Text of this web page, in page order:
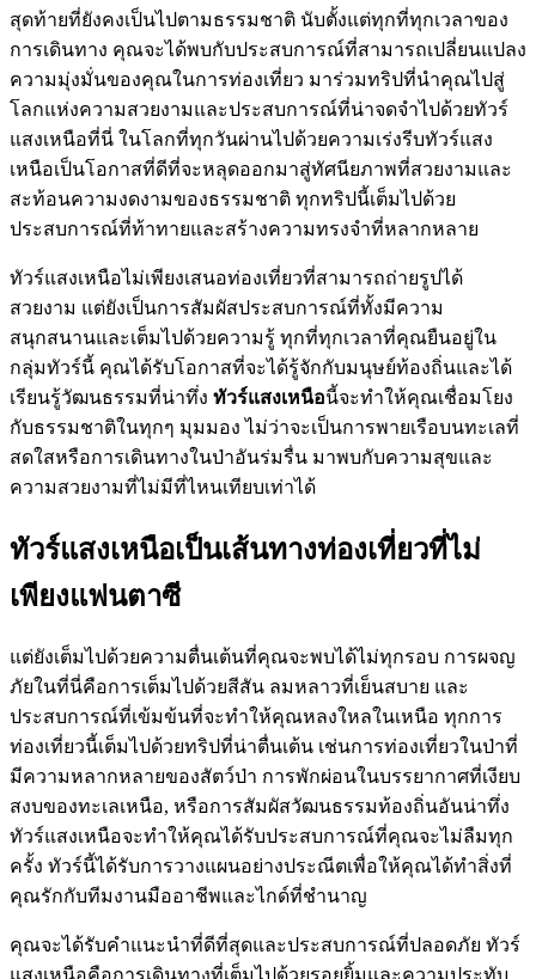
สุดท้ายที่ยังคงเป็นไปตามธรรมชาติ นับตั้งแต่ทุกที่ทุกเวลาของ
การเดินทาง คุณจะได้พบกับประสบการณ์ที่สามารถเปลี่ยนแปลง
ความมุ่งมั่นของคุณในการท่องเที่ยว มาร่วมทริปที่นำคุณไปสู่
โลกแห่งความสวยงามและประสบการณ์ที่น่าจดจำไปด้วยทัวร์
แสงเหนือที่นี่ ในโลกที่ทุกวันผ่านไปด้วยความเร่งรีบทัวร์แสง
เหนือเป็นโอกาสที่ดีที่จะหลุดออกมาสู่ทัศนียภาพที่สวยงามและ
สะท้อนความงดงามของธรรมชาติ ทุกทริปนี้เต็มไปด้วย
ประสบการณ์ที่ท้าทายและสร้างความทรงจำที่หลากหลาย
ทัวร์แสงเหนือไม่เพียงเสนอท่องเที่ยวที่สามารถถ่ายรูปได้
สวยงาม แต่ยังเป็นการสัมผัสประสบการณ์ที่ทั้งมีความ
สนุกสนานและเต็มไปด้วยความรู้ ทุกที่ทุกเวลาที่คุณยืนอยู่ใน
กลุ่มทัวร์นี้ คุณได้รับโอกาสที่จะได้รู้จักกับมนุษย์ท้องถิ่นและได้
เรียนรู้วัฒนธรรมที่น่าทึ่ง ทัวร์แสงเหนือนี้จะทำให้คุณเชื่อมโยง
กับธรรมชาติในทุกๆ มุมมอง ไม่ว่าจะเป็นการพายเรือบนทะเลที่
สดใสหรือการเดินทางในป่าอันร่มรื่น มาพบกับความสุขและ
ความสวยงามที่ไม่มีที่ไหนเทียบเท่าได้
ทัวร์แสงเหนือเป็นเส้นทางท่องเที่ยวที่ไม่
เพียงแฟนตาซี
แต่ยังเต็มไปด้วยความตื่นเต้นที่คุณจะพบได้ไม่ทุกรอบ การผจญ
ภัยในที่นี่คือการเต็มไปด้วยสีสัน ลมหลาวที่เย็นสบาย และ
ประสบการณ์ที่เข้มข้นที่จะทำให้คุณหลงใหลในเหนือ ทุกการ
ท่องเที่ยวนี้เต็มไปด้วยทริปที่น่าตื่นเต้น เช่นการท่องเที่ยวในป่าที่
มีความหลากหลายของสัตว์ป่า การพักผ่อนในบรรยากาศที่เงียบ
สงบของทะเลเหนือ, หรือการสัมผัสวัฒนธรรมท้องถิ่นอันน่าทึ่ง
ทัวร์แสงเหนือจะทำให้คุณได้รับประสบการณ์ที่คุณจะไม่ลืมทุก
ครั้ง ทัวร์นี้ได้รับการวางแผนอย่างประณีตเพื่อให้คุณได้ทำสิ่งที่
คุณรักกับทีมงานมืออาชีพและไกด์ที่ชำนาญ
คุณจะได้รับคำแนะนำที่ดีที่สุดและประสบการณ์ที่ปลอดภัย ทัวร์